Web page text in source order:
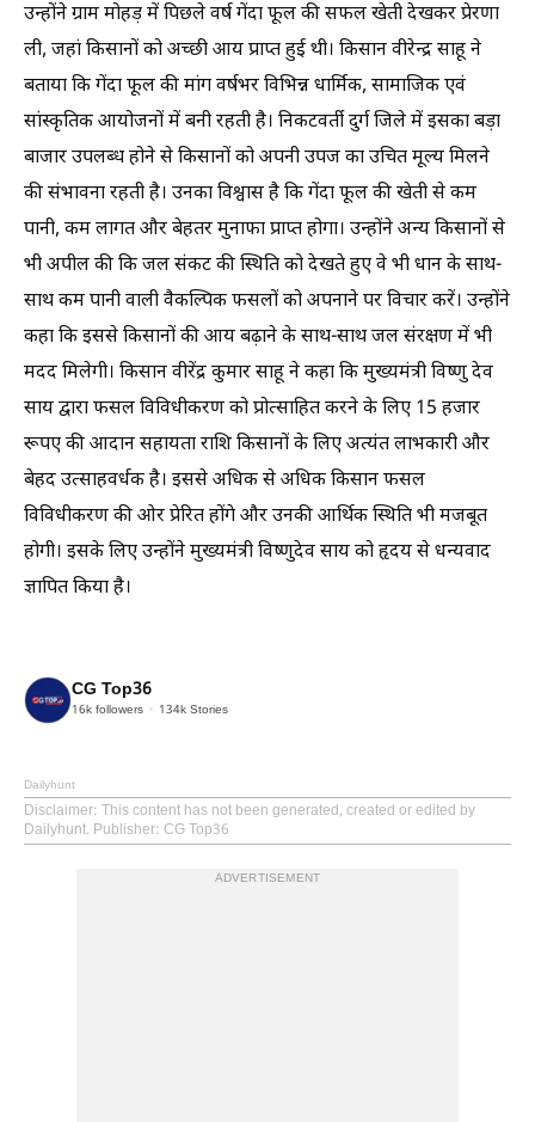
उन्होंने ग्राम मोहड़ में पिछले वर्ष गेंदा फूल की सफल खेती देखकर प्रेरणा
ली, जहां किसानों को अच्छी आय प्राप्त हुई थी। किसान वीरेन्द्र साहू ने
बताया कि गेंदा फूल की मांग वर्षभर विभिन्न धार्मिक, सामाजिक एवं
सांस्कृतिक आयोजनों में बनी रहती है। निकटवर्ती दुर्ग जिले में इसका बड़ा
बाजार उपलब्ध होने से किसानों को अपनी उपज का उचित मूल्य मिलने
की संभावना रहती है। उनका विश्वास है कि गेंदा फूल की खेती से कम
पानी, कम लागत और बेहतर मुनाफा प्राप्त होगा। उन्होंने अन्य किसानों से
भी अपील की कि जल संकट की स्थिति को देखते हुए वे भी धान के साथ-
साथ कम पानी वाली वैकल्पिक फसलों को अपनाने पर विचार करें। उन्होंने
कहा कि इससे किसानों की आय बढ़ाने के साथ-साथ जल संरक्षण में भी
मदद मिलेगी। किसान वीरेंद्र कुमार साहू ने कहा कि मुख्यमंत्री विष्णु देव
साय द्वारा फसल विविधीकरण को प्रोत्साहित करने के लिए 15 हजार
रूपए की आदान सहायता राशि किसानों के लिए अत्यंत लाभकारी और
बेहद उत्साहवर्धक है। इससे अधिक से अधिक किसान फसल
विविधीकरण की ओर प्रेरित होंगे और उनकी आर्थिक स्थिति भी मजबूत
होगी। इसके लिए उन्होंने मुख्यमंत्री विष्णुदेव साय को हृदय से धन्यवाद
ज्ञापित किया है।
CG Top36
16k followers 134k Stories
Dailyhunt
Disclaimer: This content has not been generated, created or edited by
Dailyhunt. Publisher: CG Top36
ADVERTISEMENT